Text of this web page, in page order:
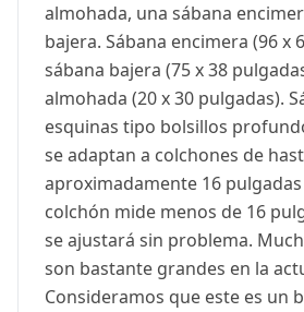
almohada, una sábana
bajera. Sábana encimera (96 x
sábana bajera (75 x 38
almohada (20 x 30 pulgadas).
esquinas tipo bolsillos
se adaptan a colchones de
aproximadamente 16
colchón mide menos de 16
se ajustará sin problema.
son bastante grandes en la
Consideramos que este es un